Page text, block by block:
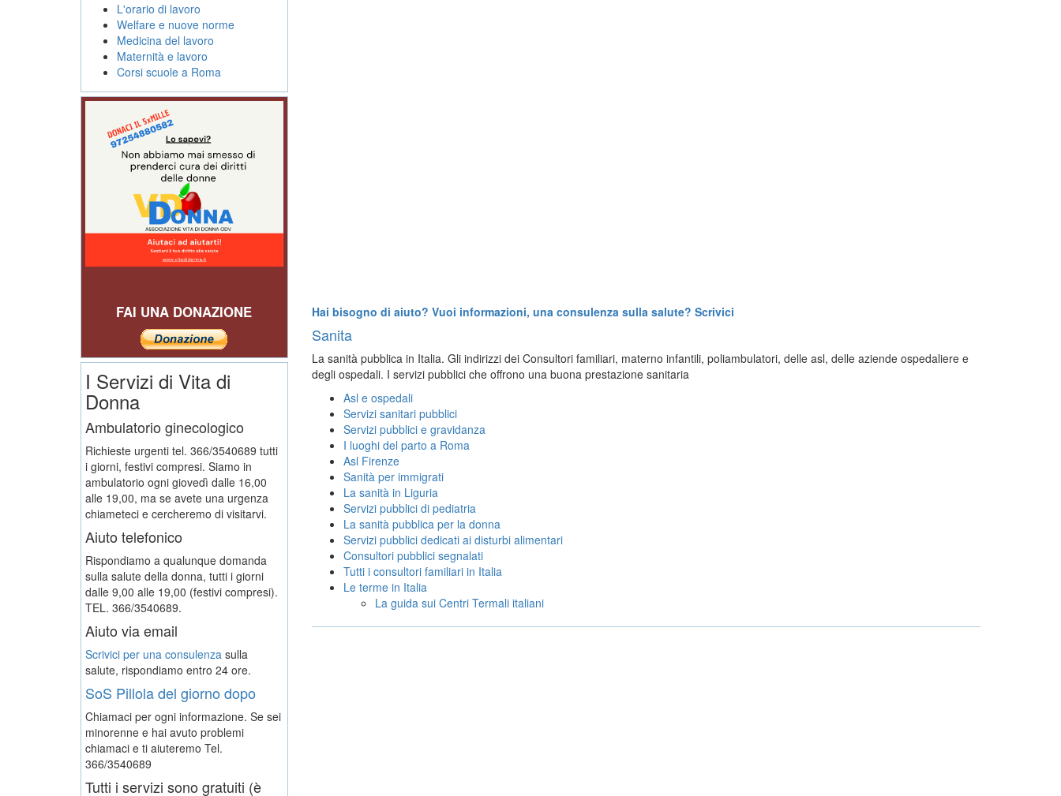
Hai bisogno di aiuto? Vuoi informazioni, una consulenza sulla salute? Scrivici
Sanita
La sanità pubblica in Italia. Gli indirizzi dei Consultori familiari, materno infantili, poliambulatori, delle asl, delle aziende ospedaliere e
degli ospedali. I servizi pubblici che offrono una buona prestazione sanitaria
Asl e ospedali
Servizi sanitari pubblici
Servizi pubblici e gravidanza
I luoghi del parto a Roma
Asl Firenze
Sanità per immigrati
La sanità in Liguria
Servizi pubblici di pediatria
La sanità pubblica per la donna
Servizi pubblici dedicati ai disturbi alimentari
Consultori pubblici segnalati
Tutti i consultori familiari in Italia
Le terme in Italia
La guida sui Centri Termali italiani
L'orario di lavoro
Welfare e nuove norme
Medicina del lavoro
Maternità e lavoro
Corsi scuole a Roma
FAI UNA DONAZIONE
I Servizi di Vita di
Donna
Ambulatorio ginecologico
Richieste urgenti tel. 366/3540689 tutti
i giorni, festivi compresi. Siamo in
ambulatorio ogni giovedì dalle 16,00
alle 19,00, ma se avete una urgenza
chiameteci e cercheremo di visitarvi.
Aiuto telefonico
Rispondiamo a qualunque domanda
sulla salute della donna, tutti i giorni
dalle 9,00 alle 19,00 (festivi compresi).
TEL. 366/3540689.
Aiuto via email
Scrivici per una consulenza sulla
salute, rispondiamo entro 24 ore.
SoS Pillola del giorno dopo
Chiamaci per ogni informazione. Se sei
minorenne e hai avuto problemi
chiamaci e ti aiuteremo Tel.
366/3540689
Tutti i servizi sono gratuiti (è